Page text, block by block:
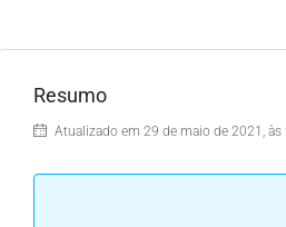
Resumo
Atualizado em 29 de maio de 2021, às